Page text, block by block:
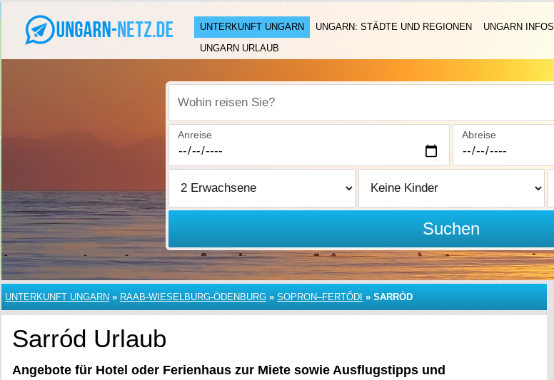
UNTERKUNFT UNGARN UNGARN: STÄDTE UND REGIONEN
UNGARN INFOS
UNGARN URLAUB
Wohin reisen Sie?
Anreise Abreise
Suchen
UNTERKUNFT UNGARN » RAAB-WIESELBURG-ÖDENBURG » SOPRON–FERTŐDI » SARRÓD
Sarród Urlaub
Angebote für Hotel oder Ferienhaus zur Miete sowie Ausflugstipps und